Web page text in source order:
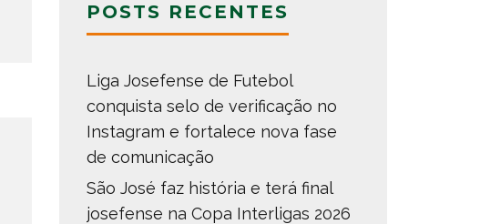
POSTS RECENTES
Liga Josefense de Futebol
conquista selo de verificação no
Instagram e fortalece nova fase
de comunicação
São José faz história e terá final
josefense na Copa Interligas 2026